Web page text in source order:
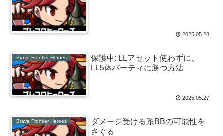
2025.05.28
Brave Frontier Heroes
保護中: LLアセット使わずに、
LL5体パーティに勝つ方法
2025.05.27
Brave Frontier Heroes
ダメージ受ける系BBの可能性を
さぐる